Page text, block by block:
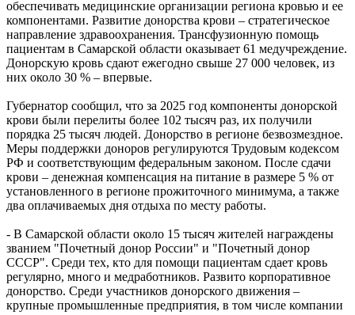
10.08.2026 | 11:38
В Отрадном обсудили меры поддержки военнослужащих и их
родных
10.08.2026 | 11:36
В Тольятти несколько троллейбусов 10 августа изменят
маршруты
10.08.2026 | 11:29
В Тольятти ливень побил рекорд 36-летней давности
10.08.2026 | 11:28
Детский психолог рассказал, как помочь школьникам
настроиться на учебу
10.08.2026 | 11:03
Самарские врачи первыми в мире прооперировали череп 101-
летнему пациенту
10.08.2026 | 11:02
В Самарской области подвели промежуточные итоги работы в
стройотрасли
10.08.2026 | 10:56
Овощеводы Самарской области — в разгаре уборочной
кампании
10.08.2026 | 10:53
обеспечивать медицинские организации региона кровью и ее
компонентами. Развитие донорства крови – стратегическое
направление здравоохранения. Трансфузионную помощь
пациентам в Самарской области оказывает 61 медучреждение.
Донорскую кровь сдают ежегодно свыше 27 000 человек, из
них около 30 % – впервые.
Губернатор сообщил, что за 2025 год компоненты донорской
крови были перелиты более 102 тысяч раз, их получили
порядка 25 тысяч людей. Донорство в регионе безвозмездное.
Меры поддержки доноров регулируются Трудовым кодексом
РФ и соответствующим федеральным законом. После сдачи
крови – денежная компенсация на питание в размере 5 % от
установленного в регионе прожиточного минимума, а также
два оплачиваемых дня отдыха по месту работы.
- В Самарской области около 15 тысяч жителей награждены
званием "Почетный донор России" и "Почетный донор
СССР". Среди тех, кто для помощи пациентам сдает кровь
регулярно, много и медработников. Развито корпоративное
донорство. Среди участников донорского движения –
крупные промышленные предприятия, в том числе компании